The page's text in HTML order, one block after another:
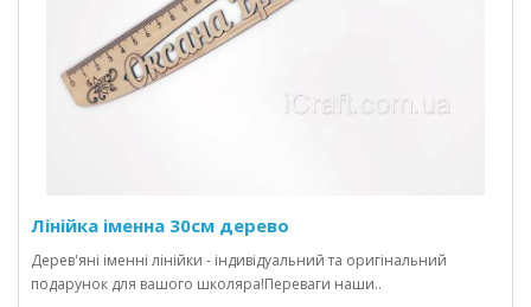
Лінійка іменна 30см дерево
Дерев'яні іменні лінійки - індивідуальний та оригінальний
подарунок для вашого школяра!Переваги наши..